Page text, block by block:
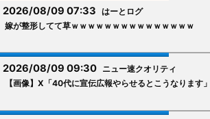
2026/08/09 07:33はーとログ
嫁が整形してて草ｗｗｗｗｗｗｗｗｗｗｗｗｗｗｗ
2026/08/09 09:30ニュー速クオリティ
【画像】X「40代に宣伝広報やらせるとこうなります」